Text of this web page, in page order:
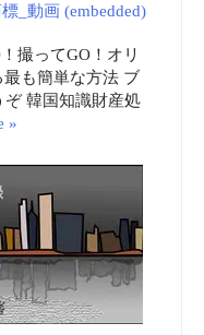
_動画 (embedded)
撮ってGO！オリ
も簡単な方法 ブ
韓国知識財産処
»